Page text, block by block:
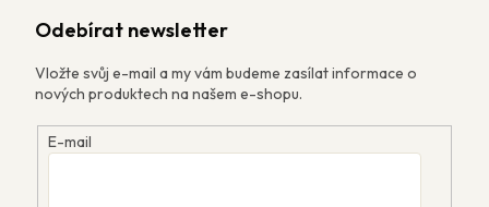
Odebírat newsletter
Vložte svůj e-mail a my vám budeme zasílat informace o
nových produktech na našem e-shopu.
E-mail